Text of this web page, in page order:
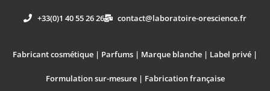
+33(0)1 40 55 26 26 contact@laboratoire-orescience.fr
Fabricant cosmétique | Parfums | Marque blanche | Label privé |
Formulation sur-mesure | Fabrication française